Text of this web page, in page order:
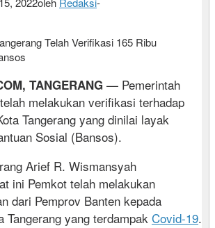
TANGERANG — Pemerintah
melakukan verifikasi terhadap
Tangerang yang dinilai layak
Sosial (Bansos).
Arief R. Wismansyah
ini Pemkot telah melakukan
dari Pemprov Banten kepada
Tangerang yang terdampakCovid-19.